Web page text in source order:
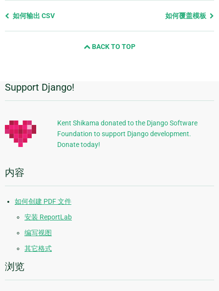
Previous
如何输出 CSV 如何覆盖模板
BACK TO TOP
附
加
信
息
Support Django!
Kent Shikama donated to the Django Software
Foundation to support Django development.
Donate today!
内容
如何创建 PDF 文件
安装 ReportLab
编写视图
其它格式
浏览